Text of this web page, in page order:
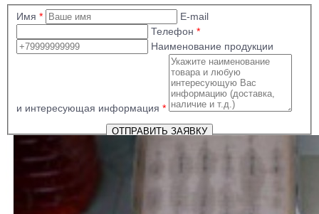
Имя *
E-mail
Телефон *
Наименование продукции
и интересующая информация *